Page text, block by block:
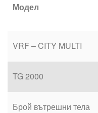
Модел
VRF – CITY MULTI
TG 2000
Брой вътрешни тела